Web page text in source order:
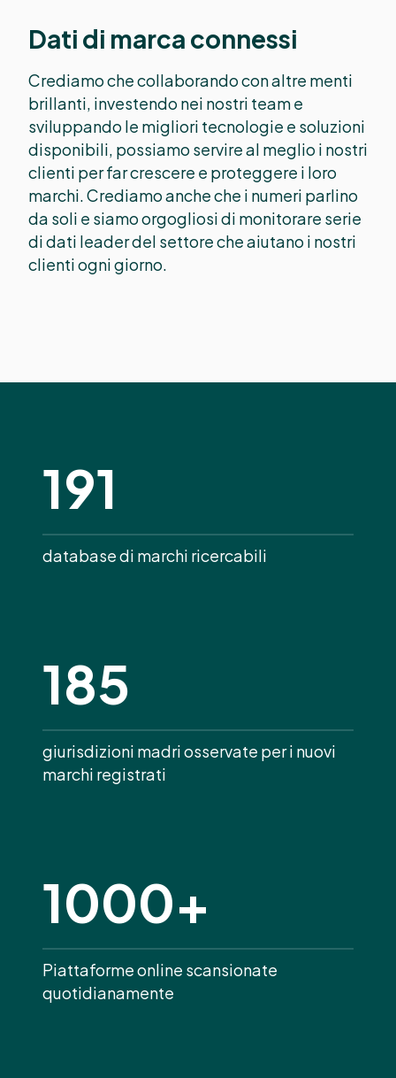
Dati di marca connessi
Crediamo che collaborando con altre menti
brillanti, investendo nei nostri team e
sviluppando le migliori tecnologie e soluzioni
disponibili, possiamo servire al meglio i nostri
clienti per far crescere e proteggere i loro
marchi. Crediamo anche che i numeri parlino
da soli e siamo orgogliosi di monitorare serie
di dati leader del settore che aiutano i nostri
clienti ogni giorno.
191
database di marchi ricercabili
185
giurisdizioni madri osservate per i nuovi
marchi registrati
1000+
Piattaforme online scansionate
quotidianamente